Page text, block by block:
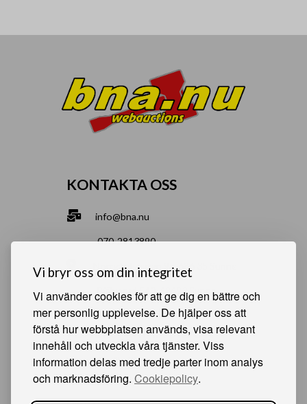
Vi bryr oss om din integritet
Vi använder cookies för att ge dig en bättre och
mer personlig upplevelse. De hjälper oss att
förstå hur webbplatsen används, visa relevant
innehåll och utveckla våra tjänster. Viss
information delas med tredje parter inom analys
och marknadsföring. Cookiepolicy.
KONTAKTA OSS
info@bna.nu
070-2813890
Norrgårdsgatan 9a, 686 35 Sunne
Bjälverud 540, 68693 Sunne
HJÄLPSAMMA SIDOR
Något du vill sälja?
Att köpa från oss
Om oss